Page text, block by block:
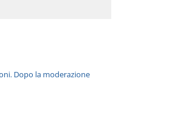
Dopo la moderazione